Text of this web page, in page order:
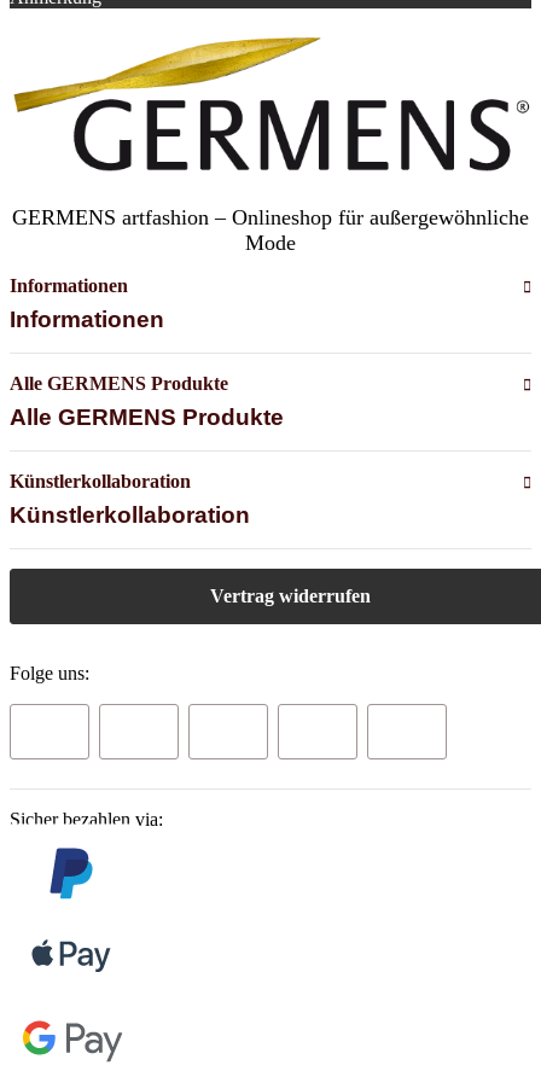
GERMENS artfashion – Onlineshop für außergewöhnliche
Mode
Informationen
Informationen
Alle GERMENS Produkte
Alle GERMENS Produkte
Künstlerkollaboration
Künstlerkollaboration
Vertrag widerrufen
Folge uns:
Sicher bezahlen via: